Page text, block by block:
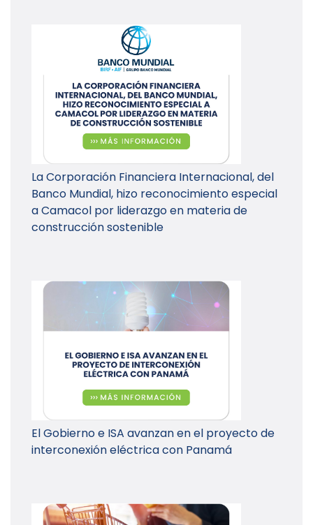
La Corporación Financiera Internacional, del
Banco Mundial, hizo reconocimiento especial
a Camacol por liderazgo en materia de
construcción sostenible
El Gobierno e ISA avanzan en el proyecto de
interconexión eléctrica con Panamá